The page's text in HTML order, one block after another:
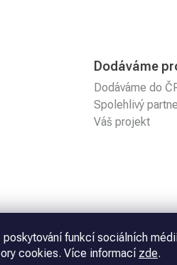
funkcí sociálních
cookies. Více informací zde.
Dodáváme
Dodáváme do
Spolehlivý
Váš projekt